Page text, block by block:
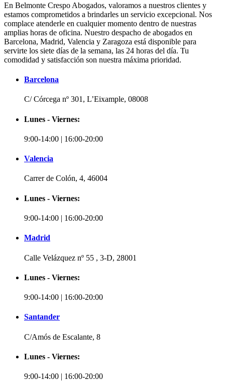
En Belmonte Crespo Abogados, valoramos a nuestros clientes y
estamos comprometidos a brindarles un servicio excepcional. Nos
complace atenderle en cualquier momento dentro de nuestras
amplias horas de oficina. Nuestro despacho de abogados en
Barcelona, Madrid, Valencia y Zaragoza está disponible para
servirte los siete días de la semana, las 24 horas del día. Tu
comodidad y satisfacción son nuestra máxima prioridad.
Barcelona
C/ Córcega nº 301, L’Eixample, 08008
Lunes - Viernes:
9:00-14:00 | 16:00-20:00
Valencia
Carrer de Colón, 4, 46004
Lunes - Viernes:
9:00-14:00 | 16:00-20:00
Madrid
Calle Velázquez nº 55 , 3-D, 28001
Lunes - Viernes:
9:00-14:00 | 16:00-20:00
Santander
C/Amós de Escalante, 8
Lunes - Viernes:
9:00-14:00 | 16:00-20:00